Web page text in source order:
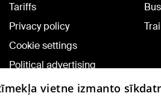
Tariffs
Privacy policy
Cookie settings
Political advertising
Cookie policyvietne izmanto